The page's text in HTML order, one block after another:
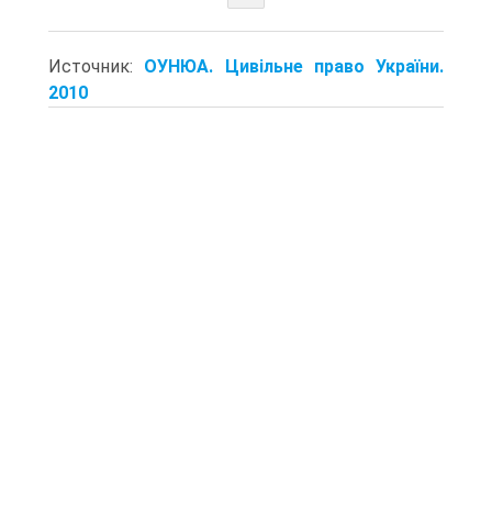
Источник: ОУНЮА. Цивільне право України.
2010